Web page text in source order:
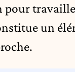
pour
un